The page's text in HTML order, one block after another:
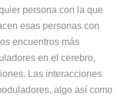
persona con la que
esas personas con
encuentros más
en el cerebro,
Las interacciones
algo así como